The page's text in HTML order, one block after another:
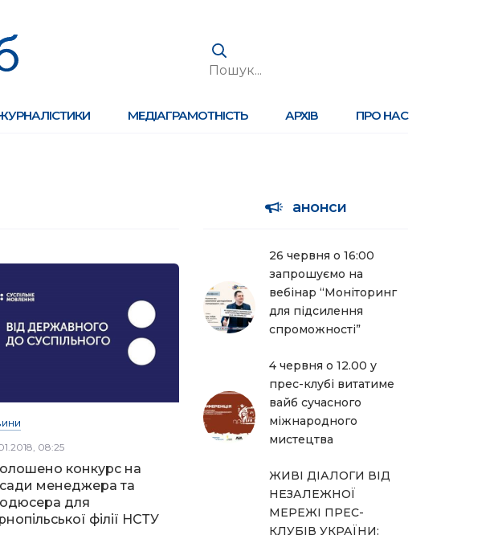
МЕДІАГРАМОТНІСТЬ АРХІВ ПРО НАС
08:25
конкурс на
менеджера та
для
філії НСТУ
анонси
26 червня о 16:00
запрошуємо на
вебінар “Моніторинг
для підсилення
спроможності”
4 червня о 12.00 у
прес-клубі витатиме
вайб сучасного
міжнародного
мистецтва
ЖИВІ ДІАЛОГИ ВІД
НЕЗАЛЕЖНОЇ
МЕРЕЖІ ПРЕС-
КЛУБІВ УКРАЇНИ: